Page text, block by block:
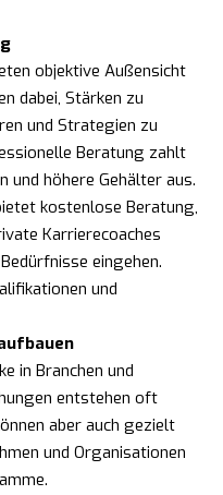
objektive Außensicht
dabei, Stärken zu
und Strategien zu
Beratung zahlt
und höhere Gehälter aus.
kostenlose Beratung,
Karrierecoaches
eingehen.
und
in Branchen und
entstehen oft
aber auch gezielt
und Organisationen